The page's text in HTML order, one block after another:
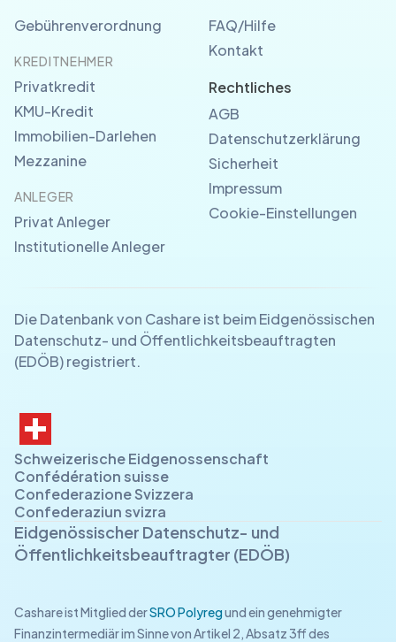
Gebührenverordnung
KREDITNEHMER
Privatkredit
KMU-Kredit
Immobilien-Darlehen
Mezzanine
ANLEGER
Privat Anleger
Institutionelle Anleger
FAQ/Hilfe
Kontakt
Rechtliches
AGB
Datenschutzerklärung
Sicherheit
Impressum
Cookie-Einstellungen
Die Datenbank von Cashare ist beim Eidgenössischen
Datenschutz- und Öffentlichkeitsbeauftragten
(EDÖB) registriert.
Schweizerische Eidgenossenschaft
Confédération suisse
Confederazione Svizzera
Confederaziun svizra
Eidgenössischer Datenschutz- und
Öffentlichkeitsbeauftragter (EDÖB)
Cashare ist Mitglied derSRO Polyregund ein genehmigter
Finanzintermediär im Sinne von Artikel 2, Absatz 3ff des